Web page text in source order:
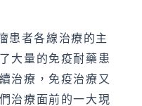
患者各線治療的主
大量的免疫耐藥患
治療，免疫治療又
治療面前的一大現